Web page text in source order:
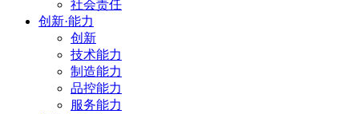
社会责任
创新·能力
创新
技术能力
制造能力
品控能力
服务能力